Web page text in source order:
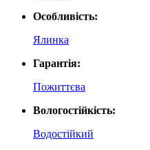
Особливість:
Ялинка
Гарантія:
Пожиттєва
Вологостійкість:
Водостійкий